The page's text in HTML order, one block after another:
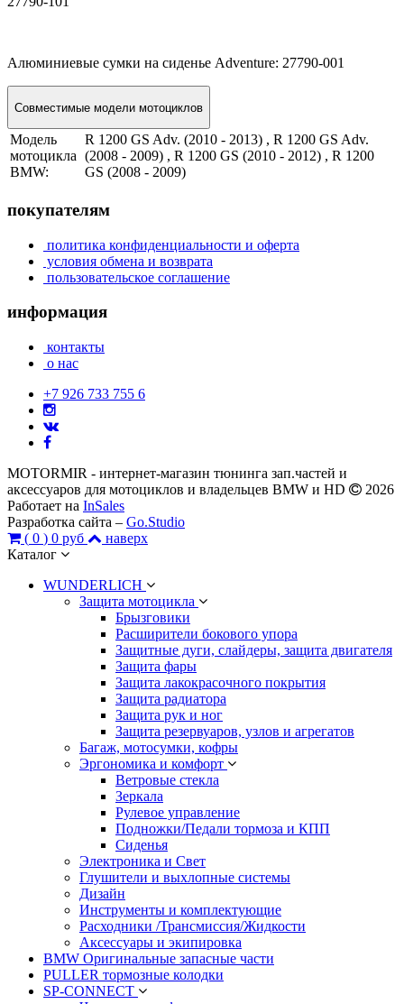
Алюминиевые сумки на сиденье Adventure: 27790-001
Совместимые модели мотоциклов
Модель
мотоцикла
BMW:
R 1200 GS Adv. (2010 - 2013) , R 1200 GS Adv.
(2008 - 2009) , R 1200 GS (2010 - 2012) , R 1200
GS (2008 - 2009)
покупателям
политика конфиденциальности и оферта
условия обмена и возврата
пользовательское соглашение
информация
контакты
о нас
+7 926 733 755 6
MOTORMIR - интернет-магазин тюнинга зап.частей и
аксессуаров для мотоциклов и владельцев BMW и HD
2026
Работает на InSales
Разработка сайта – Go.Studio
( 0 ) 0 руб
наверх
Каталог
WUNDERLICH
Защита мотоцикла
Брызговики
Расширители бокового упора
Защитные дуги, слайдеры, защита двигателя
Защита фары
Защита лакокрасочного покрытия
Защита радиатора
Защита рук и ног
Защита резервуаров, узлов и агрегатов
Багаж, мотосумки, кофры
Эргономика и комфорт
Ветровые стекла
Зеркала
Рулевое управление
Подножки/Педали тормоза и КПП
Сиденья
Электроника и Свет
Глушители и выхлопные системы
Дизайн
Инструменты и комплектующие
Расходники /Трансмиссия/Жидкости
Аксессуары и экипировка
BMW Оригинальные запасные части
PULLER тормозные колодки
SP-CONNECT